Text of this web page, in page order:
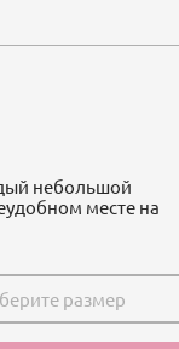
небольшой
месте на
размер